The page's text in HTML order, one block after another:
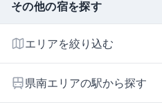
その他の宿を探す
エリアを絞り込む
県南エリアの駅から探す